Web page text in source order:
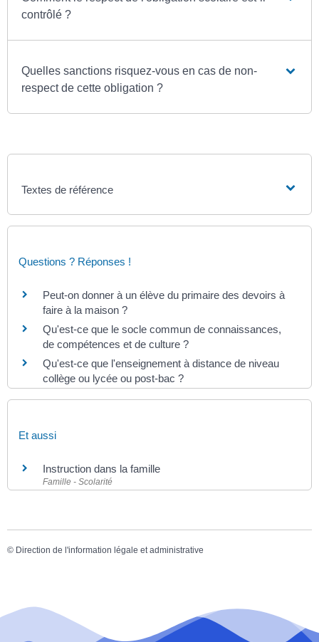
contrôlé ?
Quelles sanctions risquez-vous en cas de non-
respect de cette obligation ?
Textes de référence
Questions ? Réponses !
Peut-on donner à un élève du primaire des devoirs à
faire à la maison ?
Qu'est-ce que le socle commun de connaissances,
de compétences et de culture ?
Qu'est-ce que l'enseignement à distance de niveau
collège ou lycée ou post-bac ?
Et aussi
Instruction dans la famille
Famille - Scolarité
© Direction de l'information légale et administrative